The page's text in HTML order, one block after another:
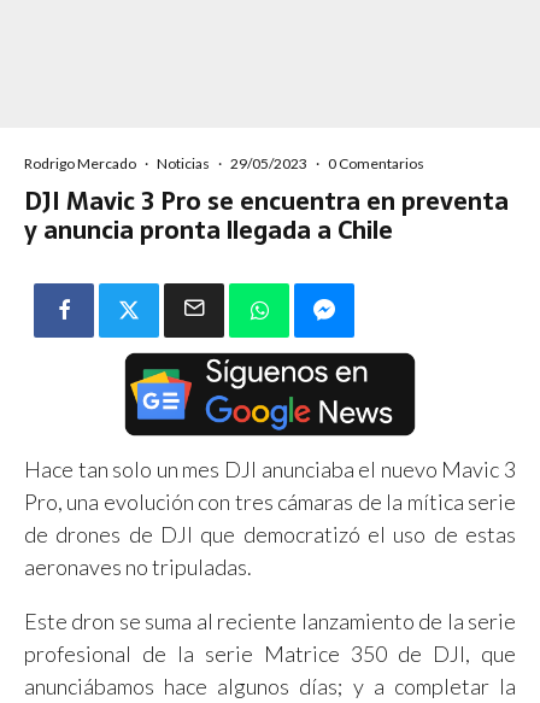
Rodrigo Mercado · Noticias · 29/05/2023 · 0 Comentarios
DJI Mavic 3 Pro se encuentra en preventa
y anuncia pronta llegada a Chile
Hace tan solo un mes DJI anunciaba el nuevo Mavic 3
Pro, una evolución con tres cámaras de la mítica serie
de drones de DJI que democratizó el uso de estas
aeronaves no tripuladas.
Este dron se suma al reciente lanzamiento de la serie
profesional de la serie Matrice 350 de DJI, que
anunciábamos hace algunos días; y a completar la